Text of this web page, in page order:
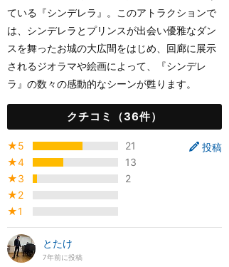
ている『シンデレラ』。このアトラクションで
は、シンデレラとプリンスが出会い優雅なダン
スを舞ったお城の大広間をはじめ、回廊に展示
されるジオラマや絵画によって、『シンデレ
ラ』の数々の感動的なシーンが甦ります。
クチコミ（36件）
投稿
★5
21
★4
13
★3
2
★2
★1
とたけ
7年前に投稿